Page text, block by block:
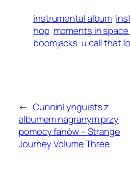
instrumental album
hop moments in
boomjacks u call that
← CunninLynguists z
albumem nagranym przy
pomocy fanów – Strange
Journey Volume Three